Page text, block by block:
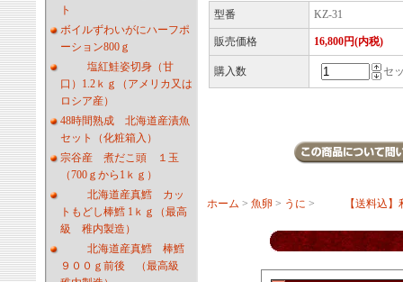
ト
ボイルずわいがにハーフポ
ーション800ｇ
塩紅鮭姿切身（甘
口）1.2ｋｇ（アメリカ又は
ロシア産）
48時間熟成 北海道産漬魚
セット（化粧箱入）
宗谷産 煮だこ頭 １玉
（700ｇから1ｋｇ）
北海道産真鱈 カッ
トもどし棒鱈 1ｋｇ（最高
級 稚内製造）
北海道産真鱈 棒鱈
９００ｇ前後 （最高級
型番 KZ-31
販売価格 16,800円(内税)
購入数 セ
ホーム > 魚卵 > うに > 【送料込